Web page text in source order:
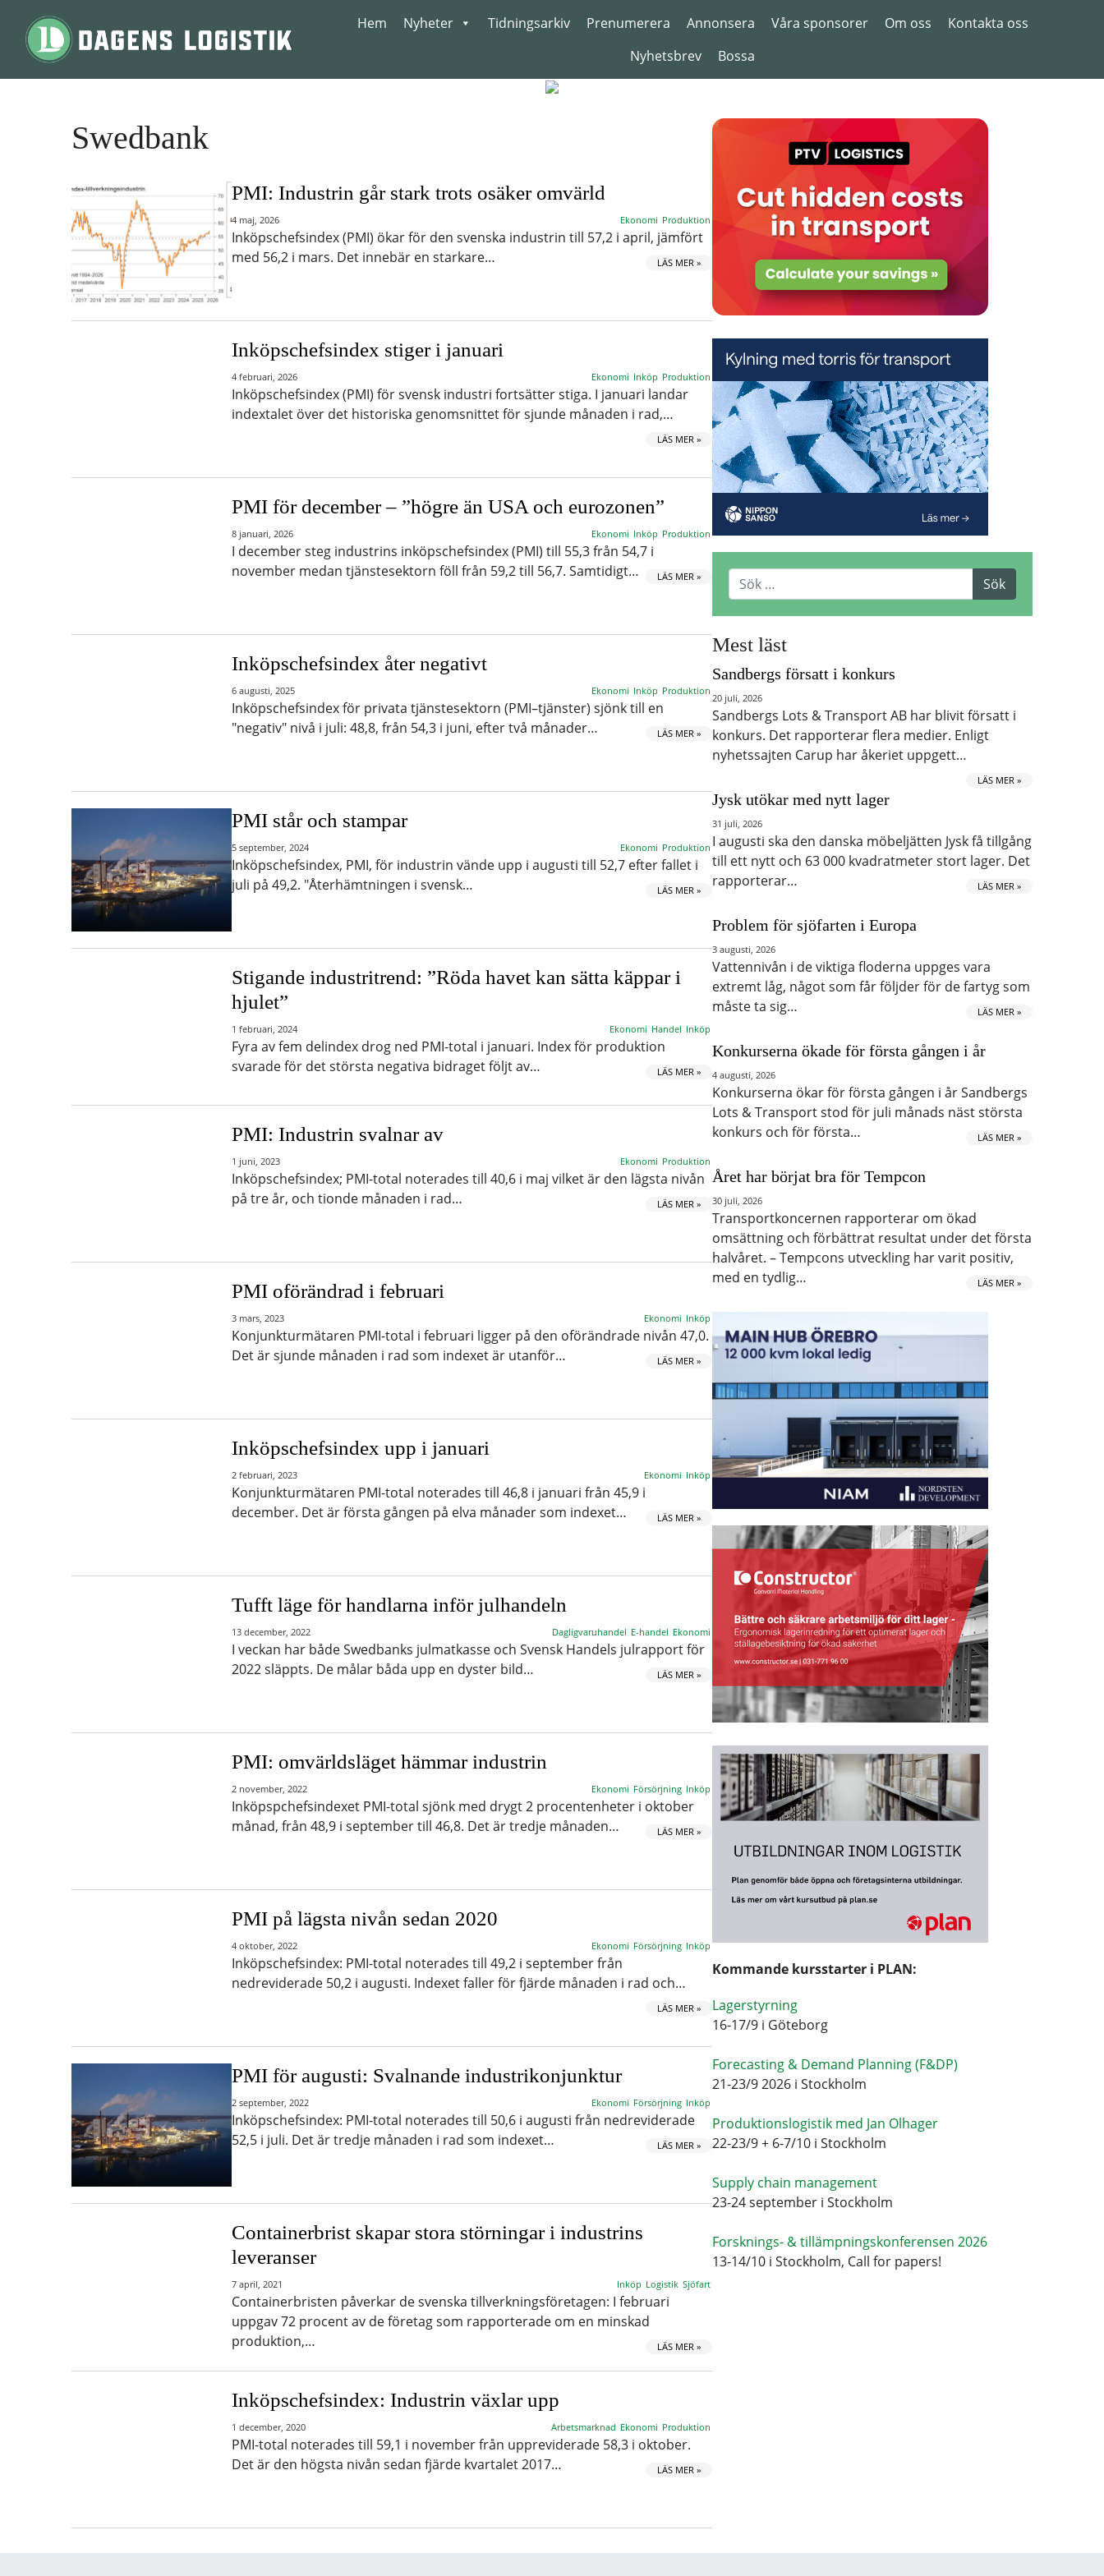
Hem Nyheter Tidningsarkiv Prenumerera Annonsera Våra sponsorer Om oss
Kontakta oss
Nyhetsbrev
Bossa
Swedbank
PMI: Industrin går stark trots osäker omvärld
4 maj, 2026 Ekonomi Produktion
Inköpschefsindex (PMI) ökar för den svenska industrin till 57,2 i april, jämfört
med 56,2 i mars. Det innebär en starkare…
LÄS MER »
Inköpschefsindex stiger i januari
4 februari, 2026 Ekonomi Inköp Produktion
Inköpschefsindex (PMI) för svensk industri fortsätter stiga. I januari landar
indextalet över det historiska genomsnittet för sjunde månaden i rad,…
LÄS MER »
PMI för december – ”högre än USA och eurozonen”
8 januari, 2026 Ekonomi Inköp Produktion
I december steg industrins inköpschefsindex (PMI) till 55,3 från 54,7 i
november medan tjänstesektorn föll från 59,2 till 56,7. Samtidigt…
LÄS MER »
Inköpschefsindex åter negativt
6 augusti, 2025 Ekonomi Inköp Produktion
Inköpschefsindex för privata tjänstesektorn (PMI–tjänster) sjönk till en
"negativ" nivå i juli: 48,8, från 54,3 i juni, efter två månader…
LÄS MER »
PMI står och stampar
5 september, 2024 Ekonomi Produktion
Inköpschefsindex, PMI, för industrin vände upp i augusti till 52,7 efter fallet i
juli på 49,2. "Återhämtningen i svensk…
LÄS MER »
Stigande industritrend: ”Röda havet kan sätta käppar i
hjulet”
1 februari, 2024 Ekonomi Handel Inköp
Fyra av fem delindex drog ned PMI-total i januari. Index för produktion
svarade för det största negativa bidraget följt av…
LÄS MER »
PMI: Industrin svalnar av
1 juni, 2023 Ekonomi Produktion
Inköpschefsindex; PMI-total noterades till 40,6 i maj vilket är den lägsta nivån
på tre år, och tionde månaden i rad…
LÄS MER »
PMI oförändrad i februari
3 mars, 2023 Ekonomi Inköp
Konjunkturmätaren PMI-total i februari ligger på den oförändrade nivån 47,0.
Det är sjunde månaden i rad som indexet är utanför…
LÄS MER »
Inköpschefsindex upp i januari
2 februari, 2023 Ekonomi Inköp
Konjunkturmätaren PMI-total noterades till 46,8 i januari från 45,9 i
december. Det är första gången på elva månader som indexet…
LÄS MER »
Tufft läge för handlarna inför julhandeln
13 december, 2022 Dagligvaruhandel E-handel Ekonomi
I veckan har både Swedbanks julmatkasse och Svensk Handels julrapport för
2022 släppts. De målar båda upp en dyster bild…
LÄS MER »
PMI: omvärldsläget hämmar industrin
2 november, 2022 Ekonomi Försörjning Inköp
Inköpspchefsindexet PMI-total sjönk med drygt 2 procentenheter i oktober
månad, från 48,9 i september till 46,8. Det är tredje månaden…
LÄS MER »
PMI på lägsta nivån sedan 2020
4 oktober, 2022 Ekonomi Försörjning Inköp
Inköpschefsindex: PMI-total noterades till 49,2 i september från
nedreviderade 50,2 i augusti. Indexet faller för fjärde månaden i rad och…
LÄS MER »
PMI för augusti: Svalnande industrikonjunktur
2 september, 2022 Ekonomi Försörjning Inköp
Inköpschefsindex: PMI-total noterades till 50,6 i augusti från nedreviderade
52,5 i juli. Det är tredje månaden i rad som indexet…
LÄS MER »
Containerbrist skapar stora störningar i industrins
leveranser
7 april, 2021 Inköp Logistik Sjöfart
Containerbristen påverkar de svenska tillverkningsföretagen: I februari
uppgav 72 procent av de företag som rapporterade om en minskad
produktion,…
LÄS MER »
Inköpschefsindex: Industrin växlar upp
1 december, 2020 Arbetsmarknad Ekonomi Produktion
PMI-total noterades till 59,1 i november från uppreviderade 58,3 i oktober.
Det är den högsta nivån sedan fjärde kvartalet 2017…
LÄS MER »
Mest läst
Sandbergs försatt i konkurs
20 juli, 2026
Sandbergs Lots & Transport AB har blivit försatt i
konkurs. Det rapporterar flera medier. Enligt
nyhetssajten Carup har åkeriet uppgett…
LÄS MER »
Jysk utökar med nytt lager
31 juli, 2026
I augusti ska den danska möbeljätten Jysk få tillgång
till ett nytt och 63 000 kvadratmeter stort lager. Det
rapporterar…
LÄS MER »
Problem för sjöfarten i Europa
3 augusti, 2026
Vattennivån i de viktiga floderna uppges vara
extremt låg, något som får följder för de fartyg som
måste ta sig…
LÄS MER »
Konkurserna ökade för första gången i år
4 augusti, 2026
Konkurserna ökar för första gången i år Sandbergs
Lots & Transport stod för juli månads näst största
konkurs och för första…
LÄS MER »
Året har börjat bra för Tempcon
30 juli, 2026
Transportkoncernen rapporterar om ökad
omsättning och förbättrat resultat under det första
halvåret. – Tempcons utveckling har varit positiv,
med en tydlig…
LÄS MER »
Kommande kursstarter i PLAN:
Lagerstyrning
16-17/9 i Göteborg
Forecasting & Demand Planning (F&DP)
21-23/9 2026 i Stockholm
Produktionslogistik med Jan Olhager
22-23/9 + 6-7/10 i Stockholm
Supply chain management
23-24 september i Stockholm
Forsknings- & tillämpningskonferensen 2026
13-14/10 i Stockholm, Call for papers!